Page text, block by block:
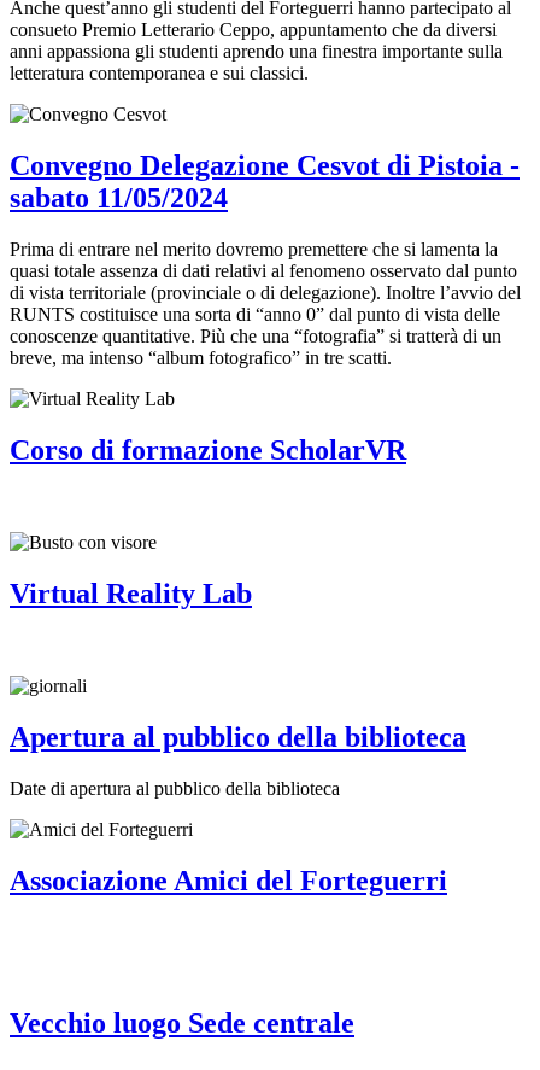
Anche quest’anno gli studenti del Forteguerri hanno partecipato al
consueto Premio Letterario Ceppo, appuntamento che da diversi
anni appassiona gli studenti aprendo una finestra importante sulla
letteratura contemporanea e sui classici.
Convegno Delegazione Cesvot di Pistoia -
sabato 11/05/2024
Prima di entrare nel merito dovremo premettere che si lamenta la
quasi totale assenza di dati relativi al fenomeno osservato dal punto
di vista territoriale (provinciale o di delegazione). Inoltre l’avvio del
RUNTS costituisce una sorta di “anno 0” dal punto di vista delle
conoscenze quantitative. Più che una “fotografia” si tratterà di un
breve, ma intenso “album fotografico” in tre scatti.
Corso di formazione ScholarVR
Virtual Reality Lab
Apertura al pubblico della biblioteca
Date di apertura al pubblico della biblioteca
Associazione Amici del Forteguerri
Vecchio luogo Sede centrale